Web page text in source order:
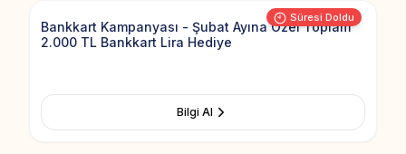
Süresi Doldu
Bankkart Kampanyası - Şubat Ayına Özel Toplam
2.000 TL Bankkart Lira Hediye
Bilgi Al
Add to